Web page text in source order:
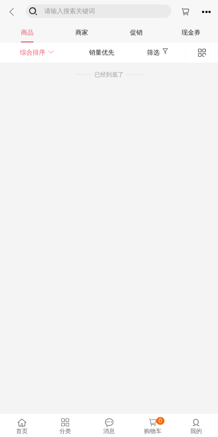
  

商品 商家 促销 现金券
综合排序  销量优先 筛选 
已经到底了

首页

分类

消息

购物车
0 
我的